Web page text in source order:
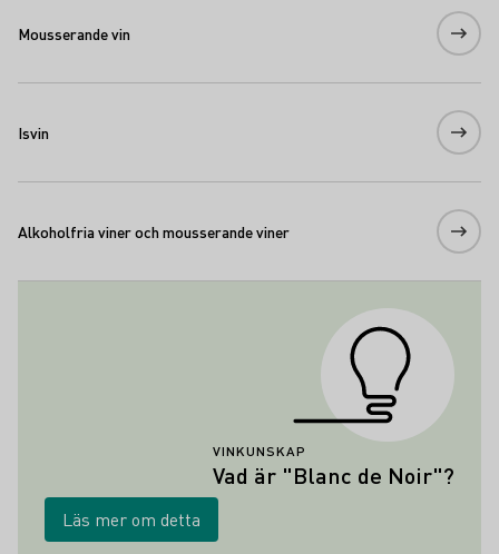
Mousserande vin
Isvin
Alkoholfria viner och mousserande viner
VINKUNSKAP
Vad är "Blanc de Noir"?
Läs mer om detta